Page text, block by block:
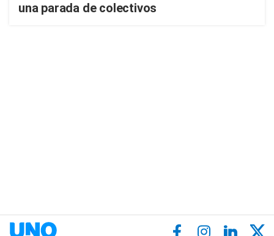
una parada de colectivos